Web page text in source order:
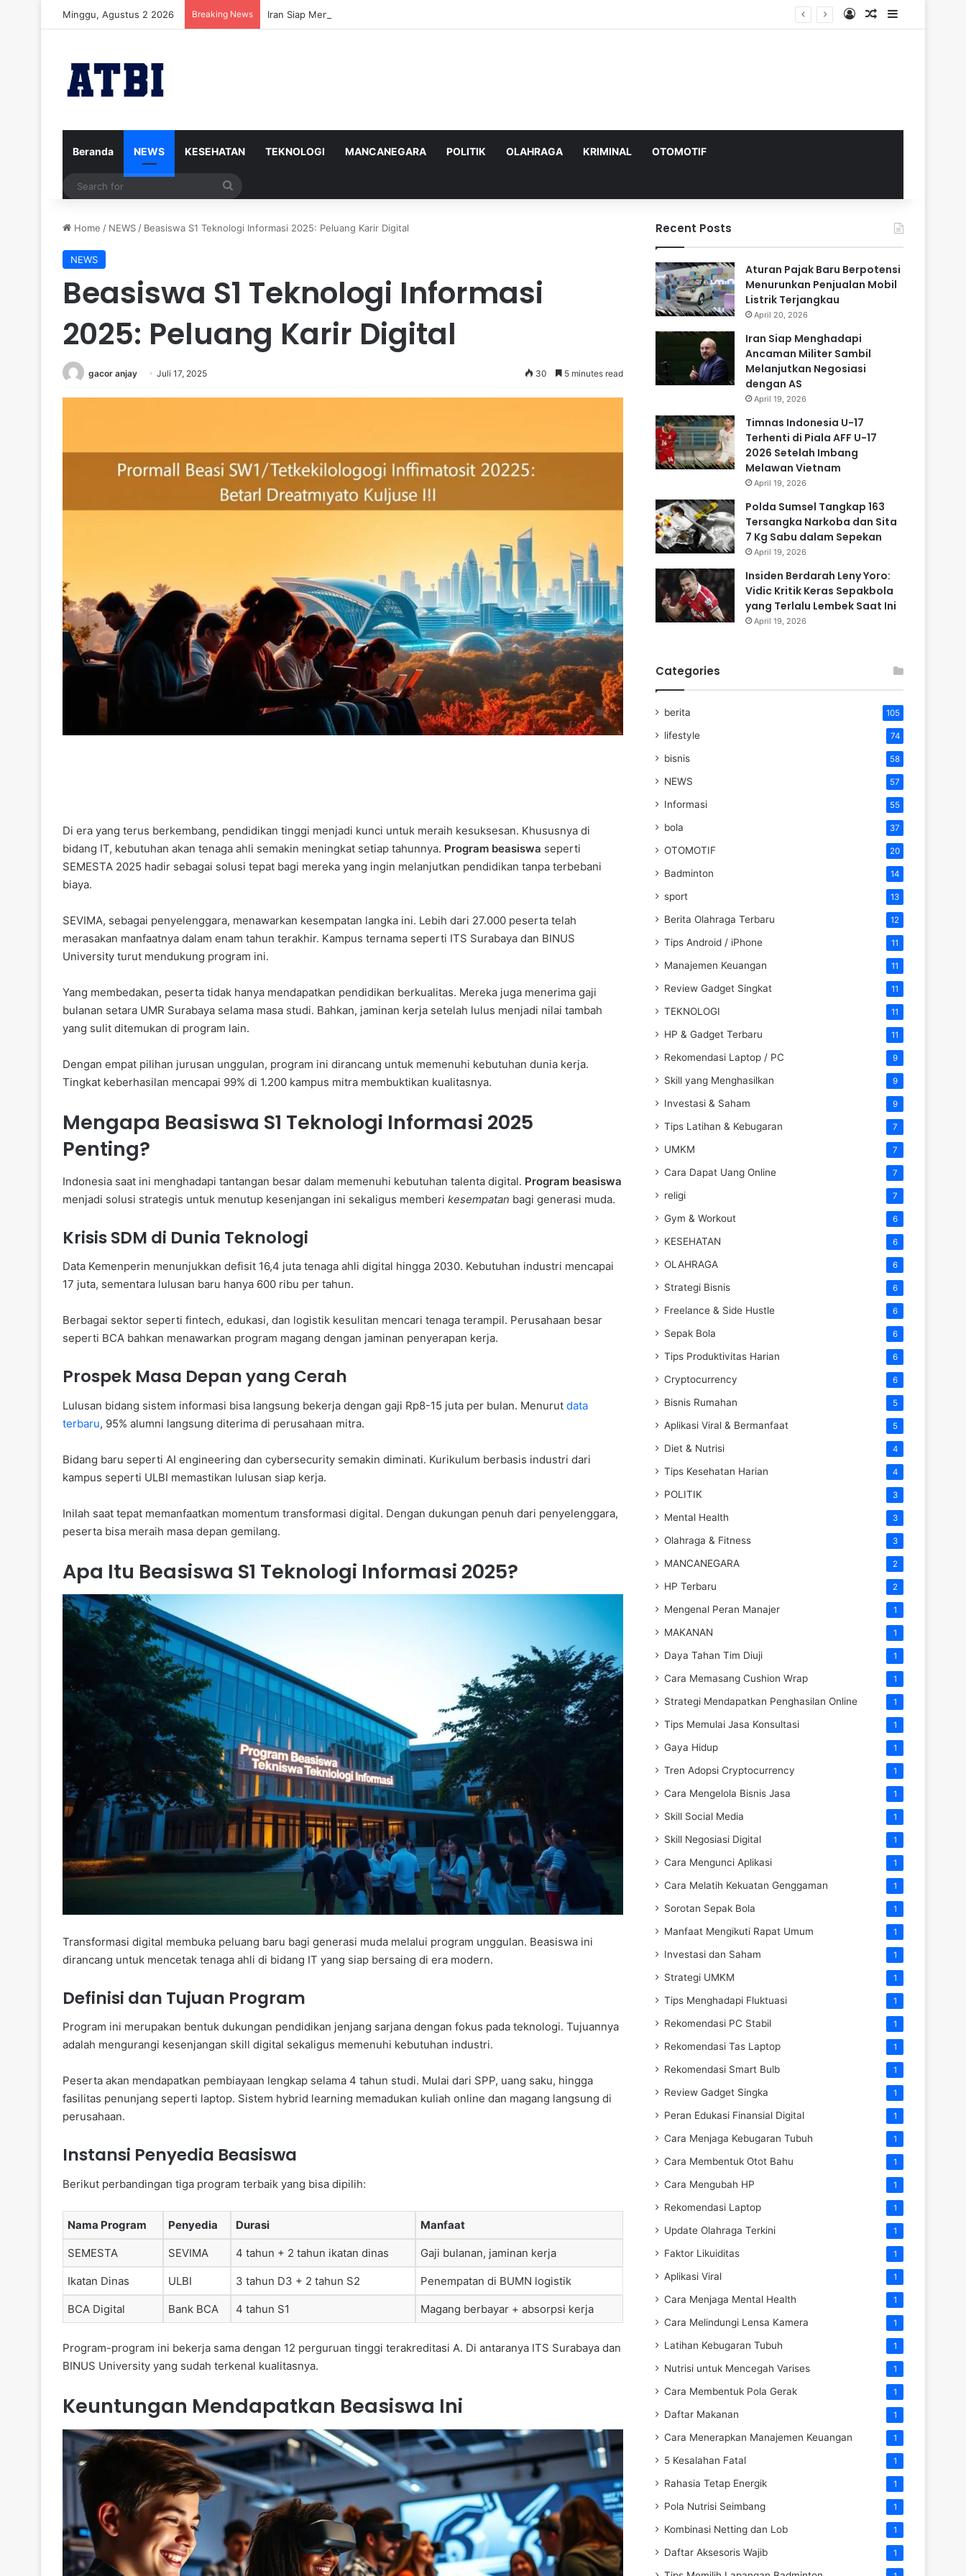
Minggu, Agustus 2 2026 Breaking News Iran Siap Menghadapi Ancaman Militer Sambil Melanjutkan Negosiasi dengan AS Log InRandom Article
Sidebar
Beranda NEWS KESEHATAN TEKNOLOGI MANCANEGARA POLITIK OLAHRAGA KRIMINAL OTOMOTIF
Home / NEWS / Beasiswa S1 Teknologi Informasi 2025: Peluang Karir Digital
NEWS
Beasiswa S1 Teknologi Informasi
2025: Peluang Karir Digital
gacor anjay Juli 17, 2025 30 5 minutes read
Di era yang terus berkembang, pendidikan tinggi menjadi kunci untuk meraih kesuksesan. Khususnya di
bidang IT, kebutuhan akan tenaga ahli semakin meningkat setiap tahunnya. Program beasiswa seperti
SEMESTA 2025 hadir sebagai solusi tepat bagi mereka yang ingin melanjutkan pendidikan tanpa terbebani
biaya.
SEVIMA, sebagai penyelenggara, menawarkan kesempatan langka ini. Lebih dari 27.000 peserta telah
merasakan manfaatnya dalam enam tahun terakhir. Kampus ternama seperti ITS Surabaya dan BINUS
University turut mendukung program ini.
Yang membedakan, peserta tidak hanya mendapatkan pendidikan berkualitas. Mereka juga menerima gaji
bulanan setara UMR Surabaya selama masa studi. Bahkan, jaminan kerja setelah lulus menjadi nilai tambah
yang sulit ditemukan di program lain.
Dengan empat pilihan jurusan unggulan, program ini dirancang untuk memenuhi kebutuhan dunia kerja.
Tingkat keberhasilan mencapai 99% di 1.200 kampus mitra membuktikan kualitasnya.
Mengapa Beasiswa S1 Teknologi Informasi 2025
Penting?
Indonesia saat ini menghadapi tantangan besar dalam memenuhi kebutuhan talenta digital. Program beasiswa
menjadi solusi strategis untuk menutup kesenjangan ini sekaligus memberi kesempatan bagi generasi muda.
Krisis SDM di Dunia Teknologi
Data Kemenperin menunjukkan defisit 16,4 juta tenaga ahli digital hingga 2030. Kebutuhan industri mencapai
17 juta, sementara lulusan baru hanya 600 ribu per tahun.
Berbagai sektor seperti fintech, edukasi, dan logistik kesulitan mencari tenaga terampil. Perusahaan besar
seperti BCA bahkan menawarkan program magang dengan jaminan penyerapan kerja.
Prospek Masa Depan yang Cerah
Lulusan bidang sistem informasi bisa langsung bekerja dengan gaji Rp8-15 juta per bulan. Menurut data
terbaru, 95% alumni langsung diterima di perusahaan mitra.
Bidang baru seperti AI engineering dan cybersecurity semakin diminati. Kurikulum berbasis industri dari
kampus seperti ULBI memastikan lulusan siap kerja.
Inilah saat tepat memanfaatkan momentum transformasi digital. Dengan dukungan penuh dari penyelenggara,
peserta bisa meraih masa depan gemilang.
Apa Itu Beasiswa S1 Teknologi Informasi 2025?
Transformasi digital membuka peluang baru bagi generasi muda melalui program unggulan. Beasiswa ini
dirancang untuk mencetak tenaga ahli di bidang IT yang siap bersaing di era modern.
Definisi dan Tujuan Program
Program ini merupakan bentuk dukungan pendidikan jenjang sarjana dengan fokus pada teknologi. Tujuannya
adalah mengurangi kesenjangan skill digital sekaligus memenuhi kebutuhan industri.
Peserta akan mendapatkan pembiayaan lengkap selama 4 tahun studi. Mulai dari SPP, uang saku, hingga
fasilitas penunjang seperti laptop. Sistem hybrid learning memadukan kuliah online dan magang langsung di
perusahaan.
Instansi Penyedia Beasiswa
Berikut perbandingan tiga program terbaik yang bisa dipilih:
Nama Program Penyedia Durasi Manfaat
SEMESTA SEVIMA 4 tahun + 2 tahun ikatan dinas Gaji bulanan, jaminan kerja
Ikatan Dinas ULBI 3 tahun D3 + 2 tahun S2 Penempatan di BUMN logistik
BCA Digital Bank BCA 4 tahun S1 Magang berbayar + absorpsi kerja
Program-program ini bekerja sama dengan 12 perguruan tinggi terakreditasi A. Di antaranya ITS Surabaya dan
BINUS University yang sudah terkenal kualitasnya.
Keuntungan Mendapatkan Beasiswa Ini
Recent Posts
Aturan Pajak Baru Berpotensi
Menurunkan Penjualan Mobil
Listrik Terjangkau
April 20, 2026
Iran Siap Menghadapi
Ancaman Militer Sambil
Melanjutkan Negosiasi
dengan AS
April 19, 2026
Timnas Indonesia U-17
Terhenti di Piala AFF U-17
2026 Setelah Imbang
Melawan Vietnam
April 19, 2026
Polda Sumsel Tangkap 163
Tersangka Narkoba dan Sita
7 Kg Sabu dalam Sepekan
April 19, 2026
Insiden Berdarah Leny Yoro:
Vidic Kritik Keras Sepakbola
yang Terlalu Lembek Saat Ini
April 19, 2026
Categories
berita 105
lifestyle 74
bisnis 58
NEWS 57
Informasi 55
bola 37
OTOMOTIF 20
Badminton 14
sport 13
Berita Olahraga Terbaru 12
Tips Android / iPhone 11
Manajemen Keuangan 11
Review Gadget Singkat 11
TEKNOLOGI 11
HP & Gadget Terbaru 11
Rekomendasi Laptop / PC 9
Skill yang Menghasilkan 9
Investasi & Saham 9
Tips Latihan & Kebugaran 7
UMKM 7
Cara Dapat Uang Online 7
religi 7
Gym & Workout 6
KESEHATAN 6
OLAHRAGA 6
Strategi Bisnis 6
Freelance & Side Hustle 6
Sepak Bola 6
Tips Produktivitas Harian 6
Cryptocurrency 6
Bisnis Rumahan 5
Aplikasi Viral & Bermanfaat 5
Diet & Nutrisi 4
Tips Kesehatan Harian 4
POLITIK 3
Mental Health 3
Olahraga & Fitness 3
MANCANEGARA 2
HP Terbaru 2
Mengenal Peran Manajer 1
MAKANAN 1
Daya Tahan Tim Diuji 1
Cara Memasang Cushion Wrap 1
Strategi Mendapatkan Penghasilan Online 1
Tips Memulai Jasa Konsultasi 1
Gaya Hidup 1
Tren Adopsi Cryptocurrency 1
Cara Mengelola Bisnis Jasa 1
Skill Social Media 1
Skill Negosiasi Digital 1
Cara Mengunci Aplikasi 1
Cara Melatih Kekuatan Genggaman 1
Sorotan Sepak Bola 1
Manfaat Mengikuti Rapat Umum 1
Investasi dan Saham 1
Strategi UMKM 1
Tips Menghadapi Fluktuasi 1
Rekomendasi PC Stabil 1
Rekomendasi Tas Laptop 1
Rekomendasi Smart Bulb 1
Review Gadget Singka 1
Peran Edukasi Finansial Digital 1
Cara Menjaga Kebugaran Tubuh 1
Cara Membentuk Otot Bahu 1
Cara Mengubah HP 1
Rekomendasi Laptop 1
Update Olahraga Terkini 1
Faktor Likuiditas 1
Aplikasi Viral 1
Cara Menjaga Mental Health 1
Cara Melindungi Lensa Kamera 1
Latihan Kebugaran Tubuh 1
Nutrisi untuk Mencegah Varises 1
Cara Membentuk Pola Gerak 1
Daftar Makanan 1
Cara Menerapkan Manajemen Keuangan 1
5 Kesalahan Fatal 1
Rahasia Tetap Energik 1
Pola Nutrisi Seimbang 1
Kombinasi Netting dan Lob 1
Daftar Aksesoris Wajib 1